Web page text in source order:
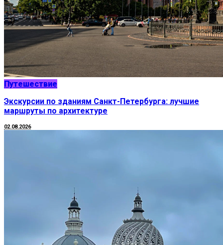
Путешествие
Экскурсии по зданиям Санкт-Петербурга: лучшие
маршруты по архитектуре
02.08.2026